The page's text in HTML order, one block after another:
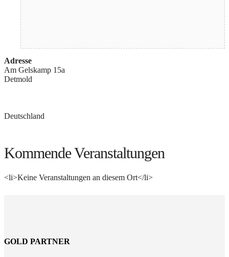
Adresse
Am Gelskamp 15a
Detmold
Deutschland
Kommende Veranstaltungen
<li>Keine Veranstaltungen an diesem Ort</li>
GOLD PARTNER